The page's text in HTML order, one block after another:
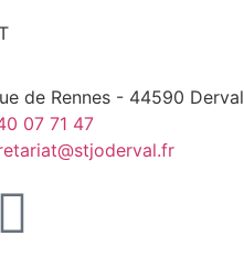
de Rennes - 44590 Derval
07 71 47